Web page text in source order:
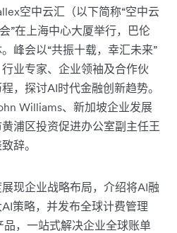
空中云汇（以下简称“空中云
”在上海中心大厦举行，巴伦
峰会以“共振十载，幸汇未来”
业专家、企业领袖及合作伙
，探讨AI时代金融创新趋势。
Williams、新加坡企业发展
浦区投资促进办公室副主任王
辞。
现企业战略布局，介绍将AI融
策略，并发布全球计费管理
品，一站式解决企业全球账单